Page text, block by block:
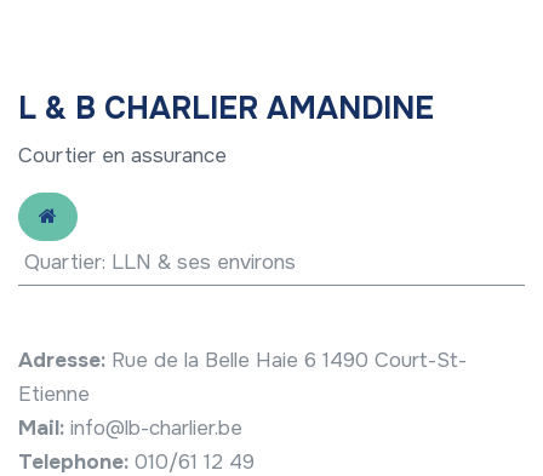
L & B CHARLIER AMANDINE
Courtier en assurance
Quartier: LLN & ses environs
Adresse: Rue de la Belle Haie 6 1490 Court-St-
Etienne
Mail: info@lb-charlier.be
Telephone: 010/61 12 49